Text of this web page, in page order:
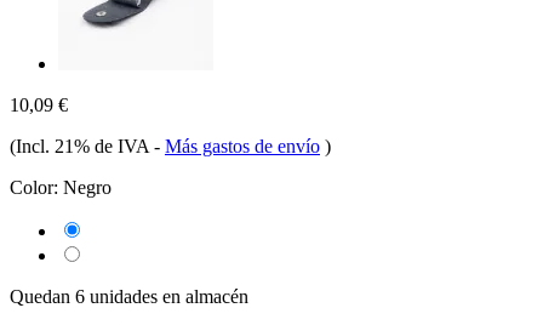
10,09 €
(Incl. 21% de IVA - Más gastos de envío )
Color: Negro
Quedan 6 unidades en almacén